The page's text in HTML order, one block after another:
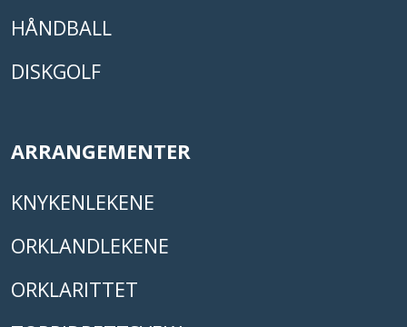
HÅNDBALL
DISKGOLF
ARRANGEMENTER
KNYKENLEKENE
ORKLANDLEKENE
ORKLARITTET